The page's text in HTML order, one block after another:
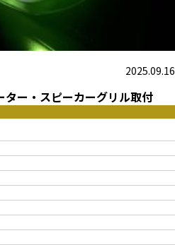
2025.09.16
ー・スピーカーグリル取付